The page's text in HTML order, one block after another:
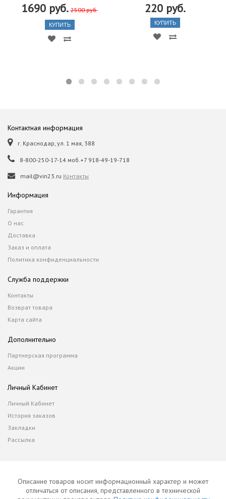
1690 руб. 2500 руб.
КУПИТЬ
220 руб.
КУПИТЬ
Контактная информация
г. Краснодар, ул. 1 мая, 388
8-800-250-17-14 моб.+7 918-49-19-718
mail@vin23.ru Контакты
Информация
Гарантия
О нас
Доставка
Заказ и оплата
Политика конфиденциальности
Служба поддержки
Контакты
Возврат товара
Карта сайта
Дополнительно
Партнерская программа
Акции
Личный Кабинет
Личный Кабинет
История заказов
Закладки
Рассылка
Описание товаров носит информационный характер и может
отличаться от описания, представленного в технической